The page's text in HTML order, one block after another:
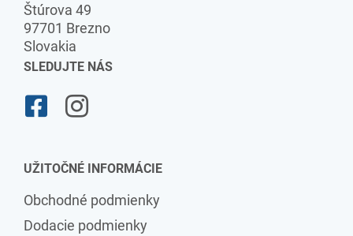
Štúrova 49
97701 Brezno
Slovakia
SLEDUJTE NÁS
UŽITOČNÉ INFORMÁCIE
Obchodné podmienky
Dodacie podmienky